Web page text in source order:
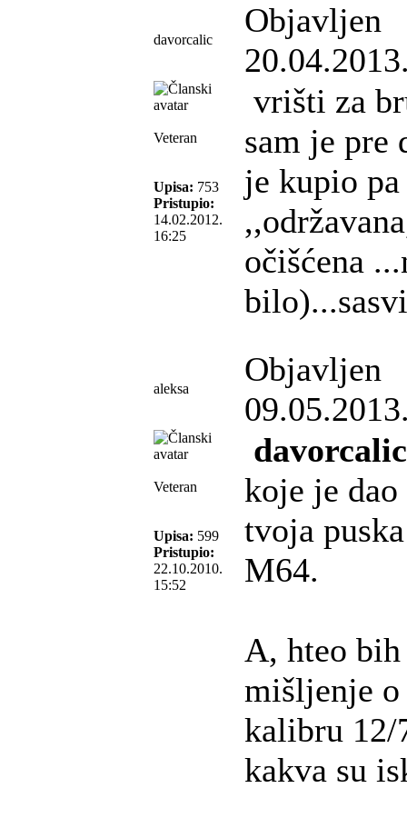
davorcalic
Objavljen
Veteran
Upisa: 753
Pristupio:
14.02.2012.
16:25
vrišti za
sam je pre
je kupio
očišćena
aleksa
Objavljen
Veteran
Upisa: 599
Pristupio:
22.10.2010.
15:52
davorcalic
koje je dao
tvoja
M64.
A, hteo
mišljenje
kalibru 12/
kakva su